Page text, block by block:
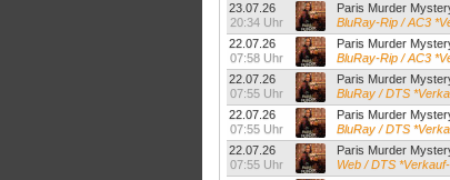
23.07.26
20:34 Uhr
Paris Murder
BluRay-Rip / AC3
22.07.26
07:58 Uhr
Paris Murder
BluRay-Rip / AC3
22.07.26
07:55 Uhr
Paris Murder
BluRay / DTS
22.07.26
07:55 Uhr
Paris Murder
BluRay / DTS
22.07.26
07:55 Uhr
Paris Murder
Web / DTS